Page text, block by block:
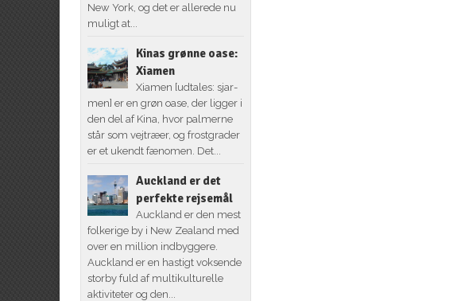
New York, og det er allerede nu
muligt at...
Kinas grønne oase:
Xiamen
Xiamen [udtales: sjar-
men] er en grøn oase, der ligger i
den del af Kina, hvor palmerne
står som vejtræer, og frostgrader
er et ukendt fænomen. Det...
Auckland er det
perfekte rejsemål
Auckland er den mest
folkerige by i New Zealand med
over en million indbyggere.
Auckland er en hastigt voksende
storby fuld af multikulturelle
aktiviteter og den...